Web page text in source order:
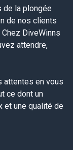
de la plongée
de nos clients
DiveWinns
attendre,
attentes en vous
ce dont un
et une qualité de